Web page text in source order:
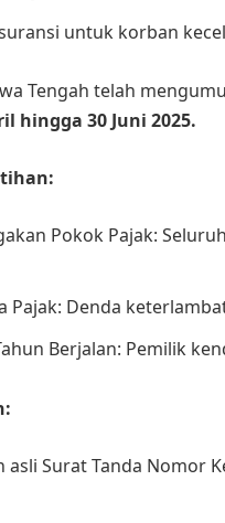
untuk korban
Tengah telah
hingga 30 Juni 2025.
Pokok Pajak:
Pajak: Denda
Berjalan: Pemilik
Surat Tanda Nomor